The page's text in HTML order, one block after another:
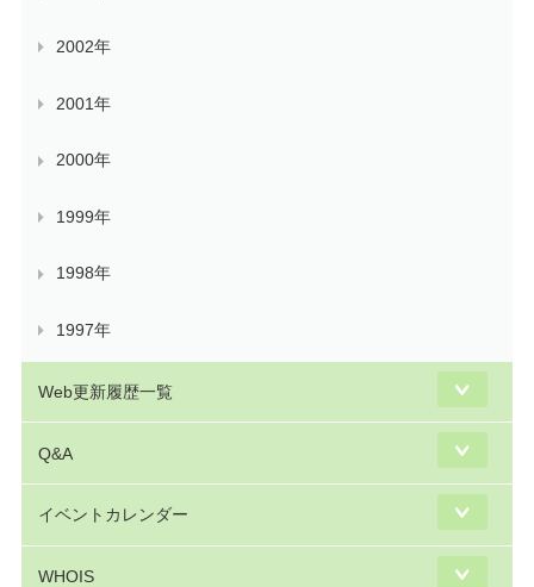
2002年
2001年
2000年
1999年
1998年
1997年
Web更新履歴一覧
Q&A
イベントカレンダー
WHOIS